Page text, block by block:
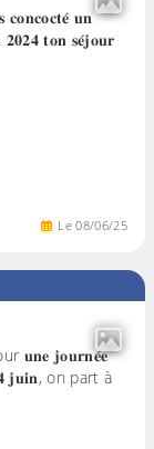
𝐜𝐨𝐧𝐜𝐨𝐜𝐭𝐞́ 𝐮𝐧
𝐭𝐨𝐧 𝐬𝐞́𝐣𝐨𝐮𝐫
Le08/06/25
𝐮𝐧𝐞 𝐣𝐨𝐮𝐫𝐧𝐞́𝐞
𝐣𝐮𝐢𝐧, on part à